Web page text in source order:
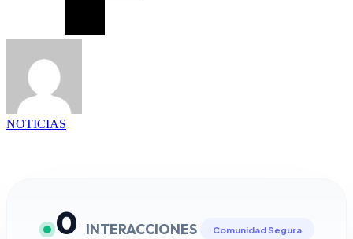
NOTICIAS
0 INTERACCIONES Comunidad Segura